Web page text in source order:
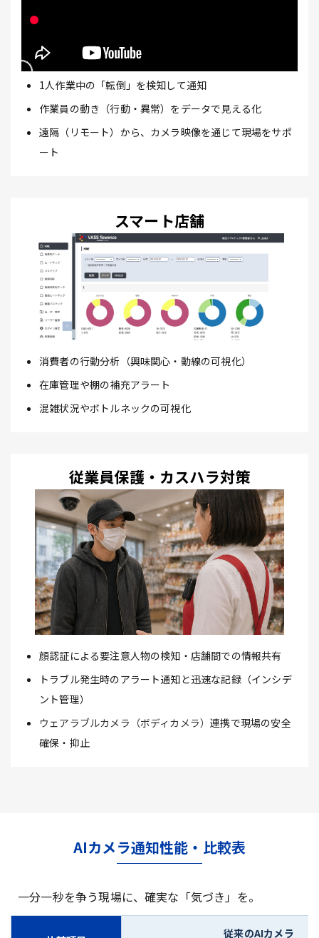
1人作業中の「転倒」を検知して通知
作業員の動き（行動・異常）をデータで見える化
遠隔（リモート）から、カメラ映像を通じて現場をサポ
ート
スマート店舗
消費者の行動分析（興味関心・動線の可視化）
在庫管理や棚の補充アラート
混雑状況やボトルネックの可視化
従業員保護・カスハラ対策
顔認証による要注意人物の検知・店舗間での情報共有
トラブル発生時のアラート通知と迅速な記録（インシデ
ント管理）
ウェアラブルカメラ（ボディカメラ）連携で現場の安全
確保・抑止
AIカメラ通知性能・比較表
一分一秒を争う現場に、確実な「気づき」を。
従来のAIカメラ